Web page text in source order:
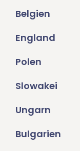
Belgien
England
Polen
Slowakei
Ungarn
Bulgarien